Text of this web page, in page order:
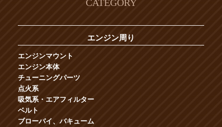
CATEGORY
エンジン周り
エンジンマウント
エンジン本体
チューニングパーツ
点火系
吸気系・エアフィルター
ベルト
ブローバイ、バキューム